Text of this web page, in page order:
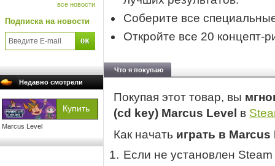
все новости
Подписка на новости
Недавно смотрели
Marcus Level
Соберите все
Откройте все 20 концепт-
Что я покупаю
Покупая этот товар, вы
(cd key) Marcus Level в
Как начать играть в Marcus
Если не установлен